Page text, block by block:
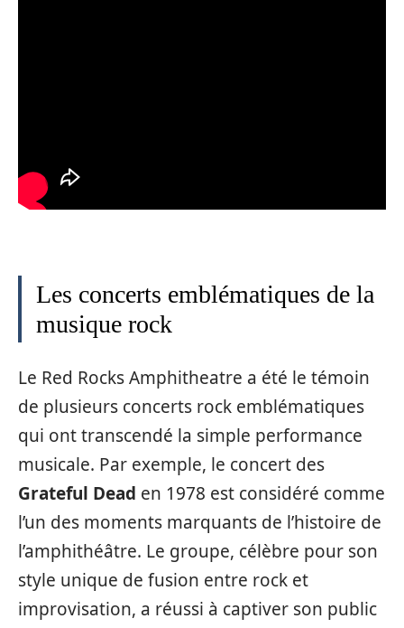
Les concerts emblématiques de la
musique rock
Le Red Rocks Amphitheatre a été le témoin
de plusieurs concerts rock emblématiques
qui ont transcendé la simple performance
musicale. Par exemple, le concert des
Grateful Dead en 1978 est considéré comme
l’un des moments marquants de l’histoire de
l’amphithéâtre. Le groupe, célèbre pour son
style unique de fusion entre rock et
improvisation, a réussi à captiver son public